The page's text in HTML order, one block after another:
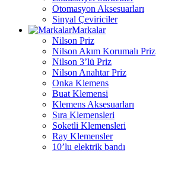
Otomasyon Aksesuarları
Sinyal Çeviriciler
Markalar
Nilson Priz
Nilson Akım Korumalı Priz
Nilson 3’lü Priz
Nilson Anahtar Priz
Onka Klemens
Buat Klemensi
Klemens Aksesuarları
Sıra Klemensleri
Soketli Klemensleri
Ray Klemensler
10’lu elektrik bandı